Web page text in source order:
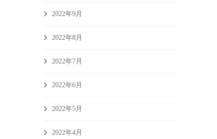
2022年9月
2022年8月
2022年7月
2022年6月
2022年5月
2022年4月